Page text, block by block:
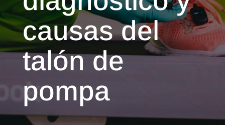
causas del
talón de
pompa